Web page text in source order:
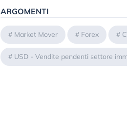
ARGOMENTI
# Market Mover # Forex #
# USD - Vendite pendenti settore